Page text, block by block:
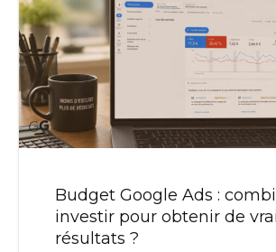
Budget Google Ads :
investir pour obtenir de
résultats ?